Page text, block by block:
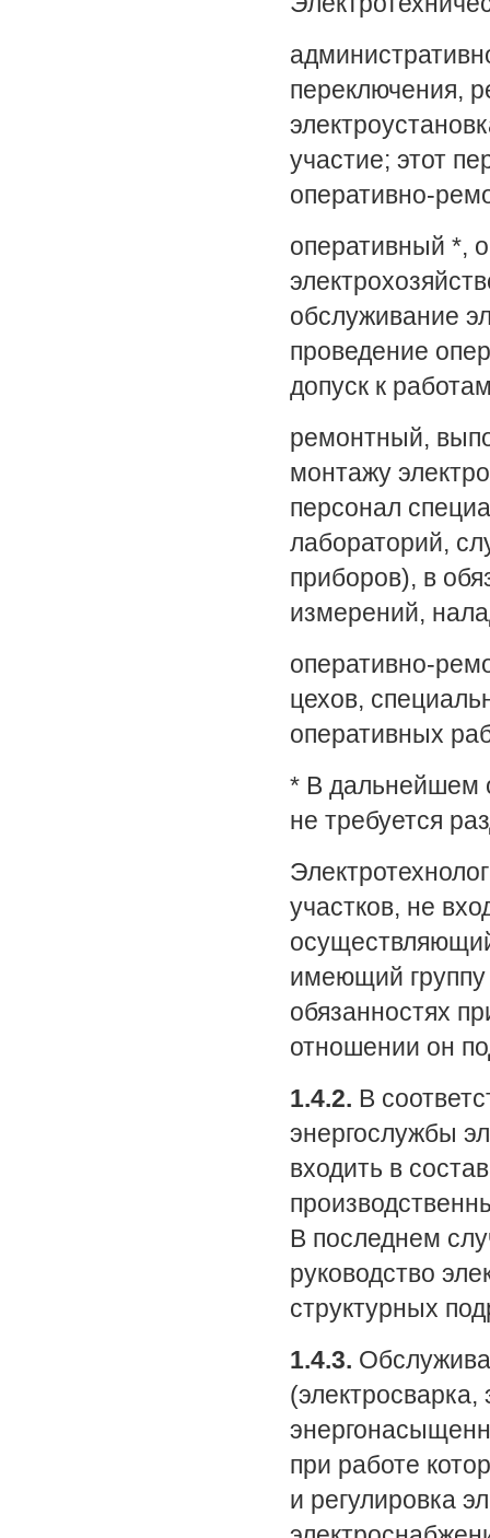
переключения,
участие; этот
оперативно-
оперативный *,
обслуживание
проведение
допуск к
ремонтный,
монтажу
персонал
лабораторий,
приборов), в
измерений,
оперативно-
цехов,
оперативных
* В дальнейшем
не требуется
участков, не
имеющий группу
обязанностях
отношении он
1.4.2. В
энергослужбы
входить в
В последнем
руководство
структурных
1.4.3.
(электросварка,
при работе
и регулировка